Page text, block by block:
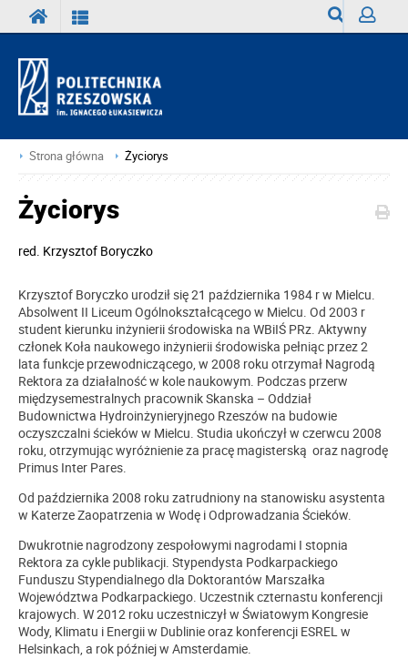
Strona główna Życiorys
Życiorys
red. Krzysztof Boryczko
Krzysztof Boryczko urodził się 21 października 1984 r w Mielcu.
Absolwent II Liceum Ogólnokształcącego w Mielcu. Od 2003 r
student kierunku inżynierii środowiska na WBiIŚ PRz. Aktywny
członek Koła naukowego inżynierii środowiska pełniąc przez 2
lata funkcje przewodniczącego, w 2008 roku otrzymał Nagrodą
Rektora za działalność w kole naukowym. Podczas przerw
międzysemestralnych pracownik Skanska – Oddział
Budownictwa Hydroinżynieryjnego Rzeszów na budowie
oczyszczalni ścieków w Mielcu. Studia ukończył w czerwcu 2008
roku, otrzymując wyróżnienie za pracę magisterską oraz nagrodę
Primus Inter Pares.
Od października 2008 roku zatrudniony na stanowisku asystenta
w Katerze Zaopatrzenia w Wodę i Odprowadzania Ścieków.
Dwukrotnie nagrodzony zespołowymi nagrodami I stopnia
Rektora za cykle publikacji. Stypendysta Podkarpackiego
Funduszu Stypendialnego dla Doktorantów Marszałka
Województwa Podkarpackiego. Uczestnik czternastu konferencji
krajowych. W 2012 roku uczestniczył w Światowym Kongresie
Wody, Klimatu i Energii w Dublinie oraz konferencji ESREL w
Helsinkach, a rok później w Amsterdamie.